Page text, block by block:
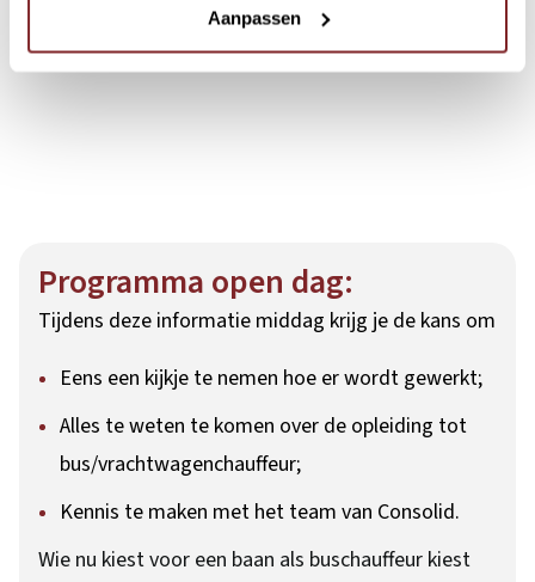
Aanpassen
Programma open dag:
Tijdens deze informatie middag krijg je de kans om
Eens een kijkje te nemen hoe er wordt gewerkt;
Alles te weten te komen over de opleiding tot
bus/vrachtwagenchauffeur;
Kennis te maken met het team van Consolid.
Wie nu kiest voor een baan als buschauffeur kiest